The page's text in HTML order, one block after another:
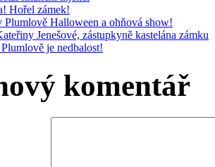
Hořel zámek!
Plumlově Halloween a ohňová show!
Jenešové, zástupkyně kastelána zámku
je nedbalost!
komentář